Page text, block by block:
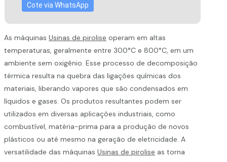
Cote via WhatsApp
As máquinas Usinas de pirolise operam em altas
temperaturas, geralmente entre 300°C e 800°C, em um
ambiente sem oxigênio. Esse processo de decomposição
térmica resulta na quebra das ligações químicas dos
materiais, liberando vapores que são condensados em
líquidos e gases. Os produtos resultantes podem ser
utilizados em diversas aplicações industriais, como
combustível, matéria-prima para a produção de novos
plásticos ou até mesmo na geração de eletricidade. A
versatilidade das máquinas Usinas de pirolise as torna